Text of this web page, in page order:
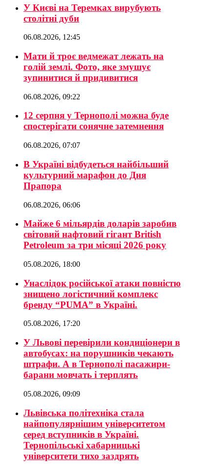
У Києві на Теремках вирубують
столітні дуби
06.08.2026, 12:45
Мати й троє ведмежат лежать на
голій землі. Фото, яке змушує
зупинитися й придивитися
06.08.2026, 09:22
12 серпня у Тернополі можна буде
спостерігати сонячне затемнення
06.08.2026, 07:07
В Україні відбудеться найбільший
культурний марафон до Дня
Прапора
06.08.2026, 06:06
Майже 6 мільярдів доларів заробив
світовий нафтовий гігант British
Petroleum за три місяці 2026 року
05.08.2026, 18:00
Унаслідок російської атаки повністю
знищено логістичний комплекс
бренду “PUMA” в Україні.
05.08.2026, 17:20
У Львові перевірили кондиціонери в
автобусах: на порушників чекають
штрафи. А в Тернополі пасажири-
барани мовчать і терплять
05.08.2026, 09:09
Львівська політехніка стала
найпопулярнішим університетом
серед вступників в Україні.
Тернопільські хабарницькі
університети тихо заздрять